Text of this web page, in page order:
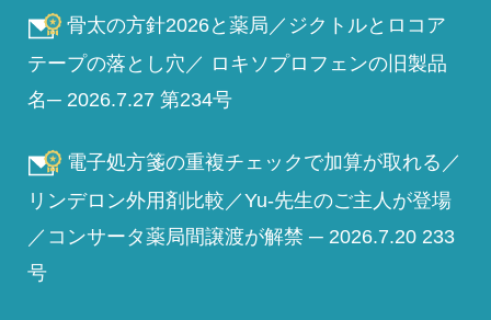
骨太の方針2026と薬局／ジクトルとロコア
テープの落とし穴／ ロキソプロフェンの旧製品
名─ 2026.7.27 第234号
電子処方箋の重複チェックで加算が取れる／
リンデロン外用剤比較／Yu-先生のご主人が登場
／コンサータ薬局間譲渡が解禁 ─ 2026.7.20 233
号